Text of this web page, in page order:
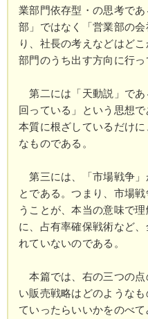
業部門依存型・の思考で
部」ではなく「営業部の
り、社長の考えなどはど
部門のうち出す方向に行っ
第二には「天動説」であ
回っている」という思想
本質に根ざしているだけ
なものである。
第三には、「市場戦争」
とである。つまり、市場
うことが、本当の意味で
に、占有率確保戦術など
れていないのである。
本篇では、右の三つの点
い販売戦略はどのような
ていったらいいかをのべ